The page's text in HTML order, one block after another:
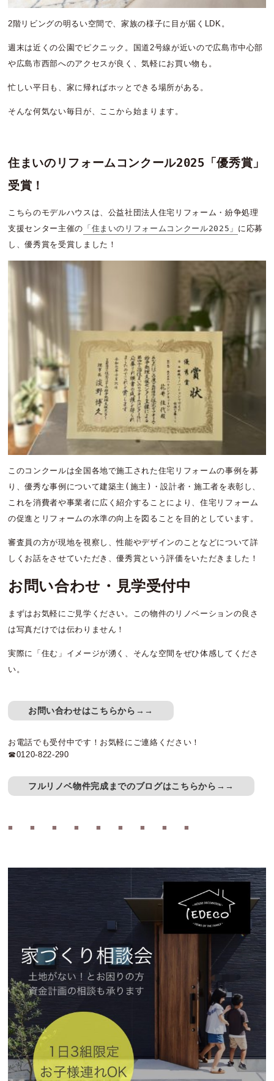
2階リビングの明るい空間で、家族の様子に目が届くLDK。
週末は近くの公園でピクニック。国道2号線が近いので広島市中心部
や広島市西部へのアクセスが良く、気軽にお買い物も。
忙しい平日も、家に帰ればホッとできる場所がある。
そんな何気ない毎日が、ここから始まります。
住まいのリフォームコンクール2025「優秀賞」
受賞！
こちらのモデルハウスは、公益社団法人住宅リフォーム・紛争処理
支援センター主催の 「住まいのリフォームコンクール2025」 に応募
し、優秀賞を受賞しました！
このコンクールは全国各地で施工された住宅リフォームの事例を募
り、優秀な事例について建築主(施主)・設計者・施工者を表彰し、
これを消費者や事業者に広く紹介することにより、住宅リフォーム
の促進とリフォームの水準の向上を図ることを目的としています。
審査員の方が現地を視察し、性能やデザインのことなどについて詳
しくお話をさせていただき、優秀賞という評価をいただきました！
お問い合わせ・見学受付中
まずはお気軽にご見学ください。この物件のリノベーションの良さ
は写真だけでは伝わりません！
実際に「住む」イメージが湧く、そんな空間をぜひ体感してくださ
い。
お問い合わせはこちらから→→
お電話でも受付中です！お気軽にご連絡ください！
☎0120-822-290
フルリノベ物件完成までのブログはこちらから→→
■ ■ ■ ■ ■ ■ ■ ■ ■